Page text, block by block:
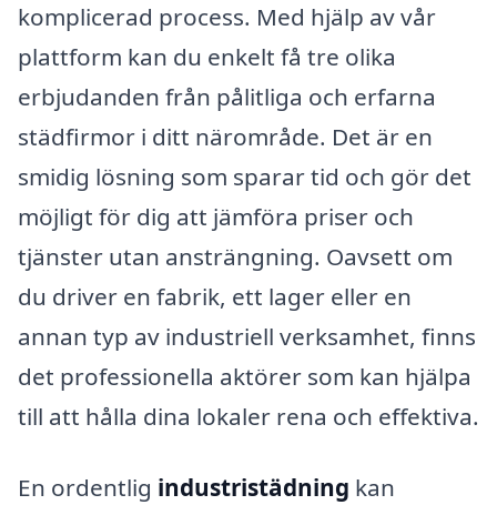
komplicerad process. Med hjälp av vår
plattform kan du enkelt få tre olika
erbjudanden från pålitliga och erfarna
städfirmor i ditt närområde. Det är en
smidig lösning som sparar tid och gör det
möjligt för dig att jämföra priser och
tjänster utan ansträngning. Oavsett om
du driver en fabrik, ett lager eller en
annan typ av industriell verksamhet, finns
det professionella aktörer som kan hjälpa
till att hålla dina lokaler rena och effektiva.
En ordentlig industristädning kan